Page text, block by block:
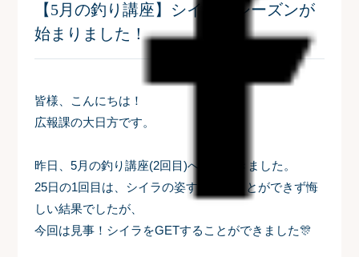
【5月の釣り講座】シイラのシーズンが
始まりました！
皆様、こんにちは！
広報課の大日方です。
昨日、5月の釣り講座(2回目)へ行ってきました。
25日の1回目は、シイラの姿すら見ることができず悔
しい結果でしたが、
今回は見事！シイラをGETすることができました🎊